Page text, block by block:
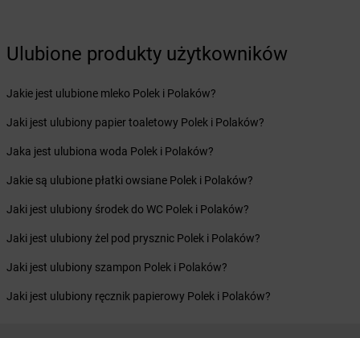
Żabka Brzezowa
Żabka Brzoskwinia
Żabka
Brzostek
Żabka
Żabka Brzozów
Żabka
Brzozówka
Bucz
Żabka Buczkowice
Żabka
Budziechów
Żabka
Budziszewice
Żabka Budzów
Żabka
Budzyń
Żabka
Bujaków
Ulubione produkty użytkowników
Jakie jest ulubione mleko Polek i Polaków?
Jaki jest ulubiony papier toaletowy Polek i Polaków?
Jaka jest ulubiona woda Polek i Polaków?
Jakie są ulubione płatki owsiane Polek i Polaków?
Jaki jest ulubiony środek do WC Polek i Polaków?
Jaki jest ulubiony żel pod prysznic Polek i Polaków?
Jaki jest ulubiony szampon Polek i Polaków?
Jaki jest ulubiony ręcznik papierowy Polek i Polaków?